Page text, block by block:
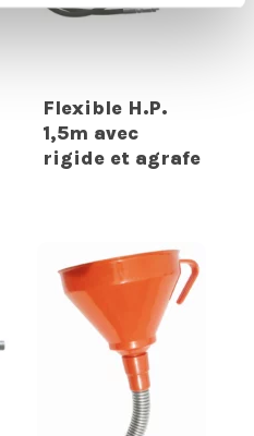
Flexible H.P.
1,5m avec
rigide et agrafe